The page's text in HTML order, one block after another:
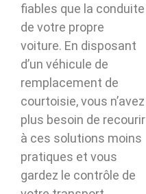
fiables que la conduite
de votre propre
voiture. En disposant
d’un véhicule de
remplacement de
courtoisie, vous n’avez
plus besoin de recourir
à ces solutions moins
pratiques et vous
gardez le contrôle de